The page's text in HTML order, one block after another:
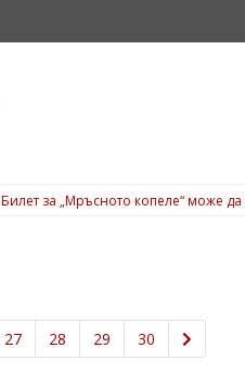
Билет за „Мръсното копеле“ може да
27 28 29 30